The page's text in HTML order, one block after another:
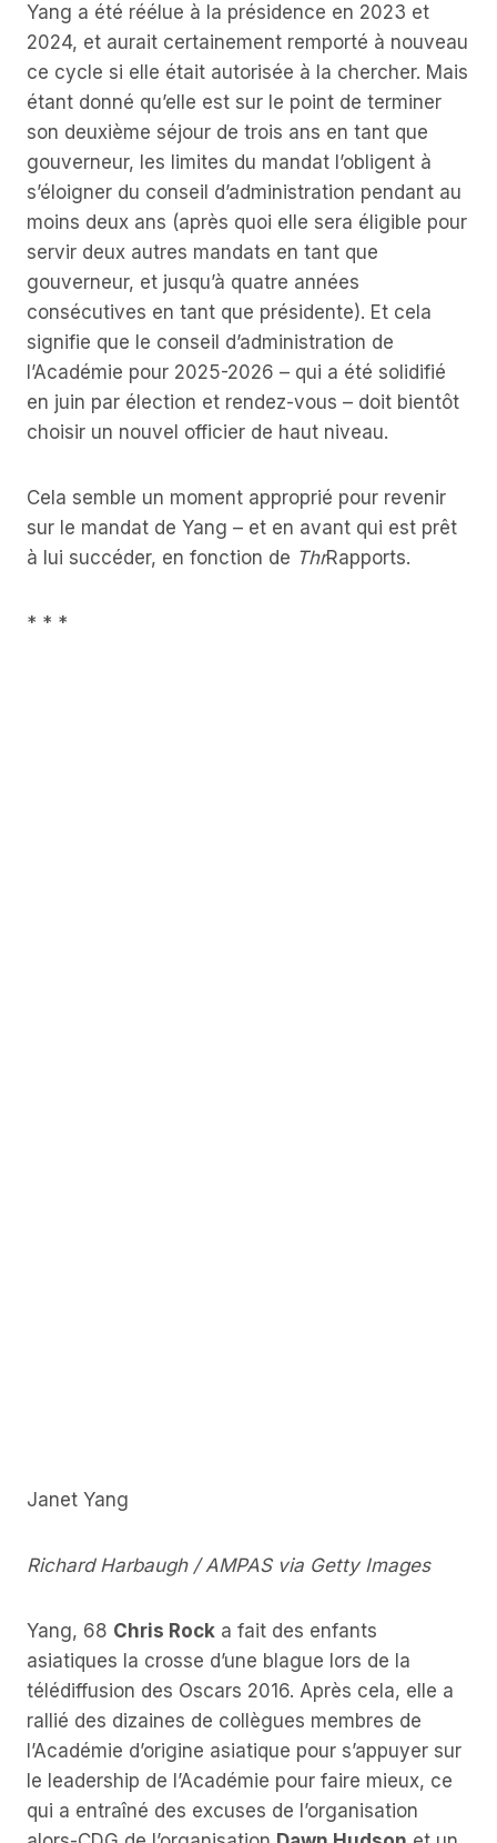
Yang a été réélue à la présidence en 2023 et
2024, et aurait certainement remporté à nouveau
ce cycle si elle était autorisée à la chercher. Mais
étant donné qu’elle est sur le point de terminer
son deuxième séjour de trois ans en tant que
gouverneur, les limites du mandat l’obligent à
s’éloigner du conseil d’administration pendant au
moins deux ans (après quoi elle sera éligible pour
servir deux autres mandats en tant que
gouverneur, et jusqu’à quatre années
consécutives en tant que présidente). Et cela
signifie que le conseil d’administration de
l’Académie pour 2025-2026 – qui a été solidifié
en juin par élection et rendez-vous – doit bientôt
choisir un nouvel officier de haut niveau.
Cela semble un moment approprié pour revenir
sur le mandat de Yang – et en avant qui est prêt
à lui succéder, en fonction de ThrRapports.
* * *
Janet Yang
Richard Harbaugh / AMPAS via Getty Images
Yang, 68 Chris Rock a fait des enfants
asiatiques la crosse d’une blague lors de la
télédiffusion des Oscars 2016. Après cela, elle a
rallié des dizaines de collègues membres de
l’Académie d’origine asiatique pour s’appuyer sur
le leadership de l’Académie pour faire mieux, ce
qui a entraîné des excuses de l’organisation